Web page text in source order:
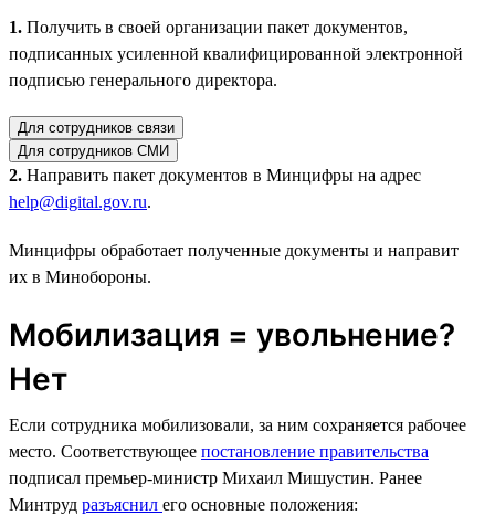
1. Получить в своей организации пакет документов,
подписанных усиленной квалифицированной электронной
подписью генерального директора.
Для сотрудников связи
Для сотрудников СМИ
2. Направить пакет документов в Минцифры на адрес
help@digital.gov.ru.
Минцифры обработает полученные документы и направит
их в Минобороны.
Мобилизация = увольнение?
Нет
Если сотрудника мобилизовали, за ним сохраняется рабочее
место. Соответствующее постановление правительства
подписал премьер-министр Михаил Мишустин. Ранее
Минтруд разъяснил его основные положения: